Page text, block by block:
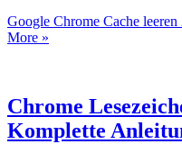
Google Chrome Cache
More »
Chrome
Komplette